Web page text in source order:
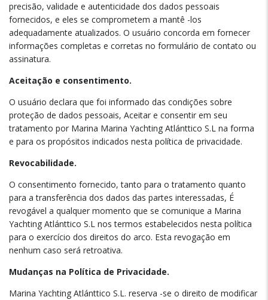
precisão, validade e autenticidade dos dados pessoais
fornecidos, e eles se comprometem a mantê -los
adequadamente atualizados. O usuário concorda em fornecer
informações completas e corretas no formulário de contato ou
assinatura.
Aceitação e consentimento.
O usuário declara que foi informado das condições sobre
proteção de dados pessoais, Aceitar e consentir em seu
tratamento por Marina Marina Yachting Atlánttico S.L na forma
e para os propósitos indicados nesta política de privacidade.
Revocabilidade.
O consentimento fornecido, tanto para o tratamento quanto
para a transferência dos dados das partes interessadas, É
revogável a qualquer momento que se comunique a Marina
Yachting Atlánttico S.L nos termos estabelecidos nesta política
para o exercício dos direitos do arco. Esta revogação em
nenhum caso será retroativa.
Mudanças na Política de Privacidade.
Marina Yachting Atlánttico S.L. reserva -se o direito de modificar